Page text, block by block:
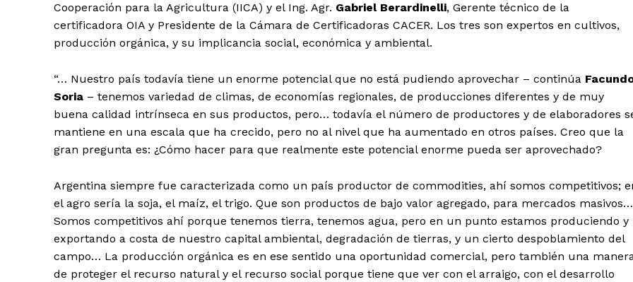
Cooperación para la Agricultura (IICA) y el Ing. Agr. Gabriel Berardinelli, Gerente técnico de la
certificadora OIA y Presidente de la Cámara de Certificadoras CACER. Los tres son expertos en cultivos,
producción orgánica, y su implicancia social, económica y ambiental.
“… Nuestro país todavía tiene un enorme potencial que no está pudiendo aprovechar – continúa
Soria – tenemos variedad de climas, de economías regionales, de producciones diferentes y de muy
buena calidad intrínseca en sus productos, pero… todavía el número de productores y de elaboradores
mantiene en una escala que ha crecido, pero no al nivel que ha aumentado en otros países. Creo que la
gran pregunta es: ¿Cómo hacer para que realmente este potencial enorme pueda ser aprovechado?
Argentina siempre fue caracterizada como un país productor de commodities, ahí somos competitivos;
el agro sería la soja, el maíz, el trigo. Que son productos de bajo valor agregado, para mercados masivos…
Somos competitivos ahí porque tenemos tierra, tenemos agua, pero en un punto estamos produciendo y
exportando a costa de nuestro capital ambiental, degradación de tierras, y un cierto despoblamiento del
campo… La producción orgánica es en ese sentido una oportunidad comercial, pero también una
de proteger el recurso natural y el recurso social porque tiene que ver con el arraigo, con el desarrollo